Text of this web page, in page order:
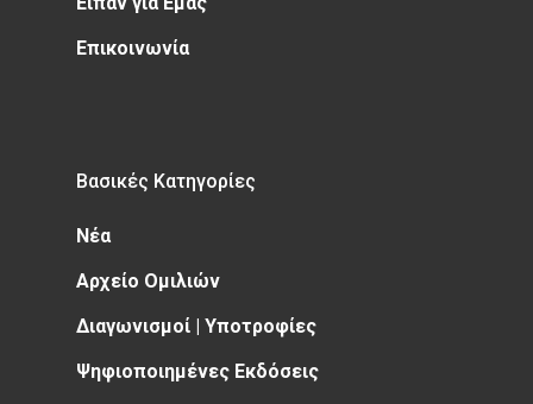
Επικοινωνία
Βασικές Κατηγορίες
Νέα
Αρχείο Ομιλιών
Διαγωνισμοί | Υποτροφίες
Ψηφιοποιημένες Εκδόσεις